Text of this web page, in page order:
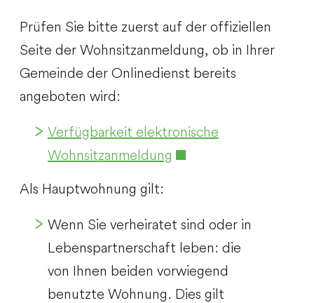
Prüfen Sie bitte zuerst auf der offiziellen
Seite der Wohnsitzanmeldung, ob in Ihrer
Gemeinde der Onlinedienst bereits
angeboten wird:
Verfügbarkeit elektronische
Wohnsitzanmeldung
Als Hauptwohnung gilt:
Wenn Sie verheiratet sind oder in
Lebenspartnerschaft leben: die
von Ihnen beiden vorwiegend
benutzte Wohnung. Dies gilt